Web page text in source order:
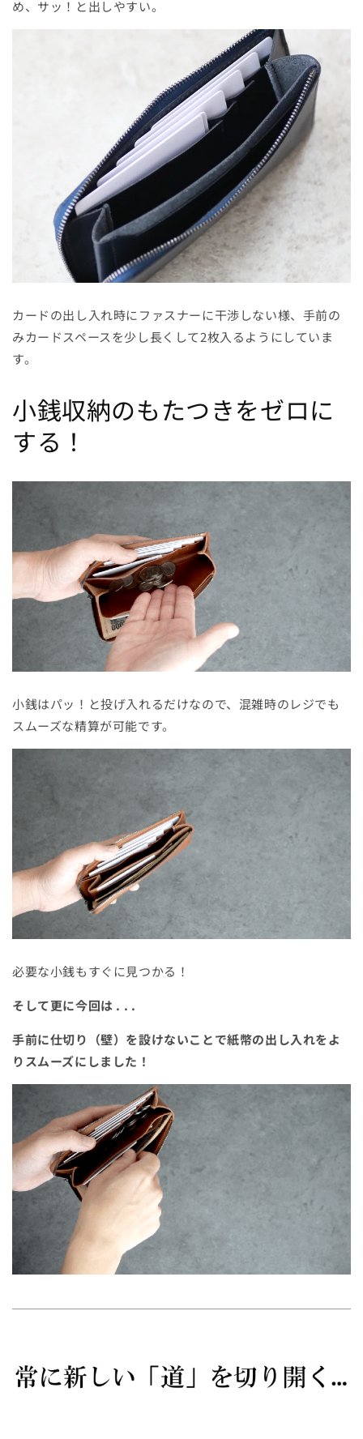
め、サッ！と出しやすい。
カードの出し入れ時にファスナーに干渉しない様、手前の
みカードスペースを少し長くして2枚入るようにしていま
す。
小銭収納のもたつきをゼロに
する！
小銭はパッ！と投げ入れるだけなので、混雑時のレジでも
スムーズな精算が可能です。
必要な小銭もすぐに見つかる！
そして更に今回は . . .
手前に仕切り（壁）を設けないことで紙幣の出し入れをよ
りスムーズにしました！